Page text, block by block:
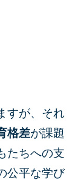
すが、それ
格差が課題
たちへの支
公平な学び